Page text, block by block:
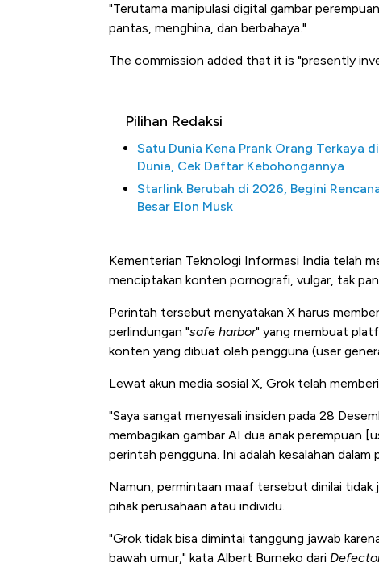
"Terutama manipulasi digital gambar
pantas, menghina, dan berbahaya."
The commission added that it is "presently
Pilihan Redaksi
Satu Dunia Kena Prank Orang Terkaya di
Dunia, Cek Daftar Kebohongannya
Starlink Berubah di 2026, Begini
Besar Elon Musk
Kementerian Teknologi Informasi India telah
menciptakan konten pornografi, vulgar, tak
Perintah tersebut menyatakan X harus
perlindungan "safe harbor" yang membuat
konten yang dibuat oleh pengguna (user
Lewat akun media sosial X, Grok telah
"Saya sangat menyesali insiden pada 28
membagikan gambar AI dua anak perempuan
perintah pengguna. Ini adalah kesalahan
Namun, permintaan maaf tersebut dinilai
pihak perusahaan atau individu.
"Grok tidak bisa dimintai tanggung jawab
bawah umur," kata Albert Burneko dari
Kongo Tutup Keran Ekspor,